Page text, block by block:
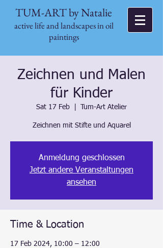
TUM-ART by Natalie
active life and landscapes in oil
paintings
Zeichnen und Malen
für Kinder
Sat 17 Feb Tum-Art Atelier
Zeichnen mit Stifte und Aquarel
Anmeldung geschlossen
Jetzt andere Veranstaltungen
ansehen
Time & Location
17 Feb 2024, 10:00 – 12:00